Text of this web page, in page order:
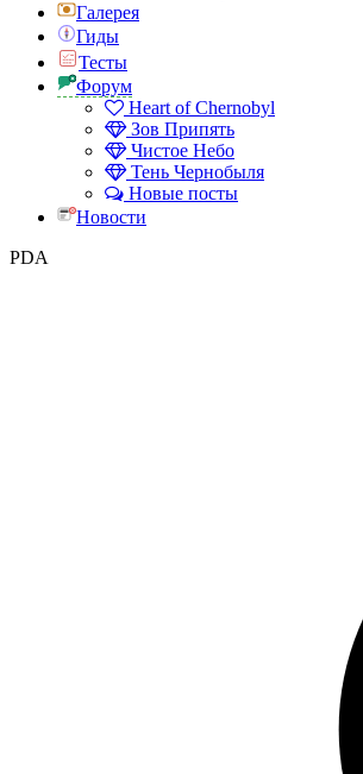
Галерея
Гиды
Тесты
Форум
Heart of Chernobyl
Зов Припять
Чистое Небо
Тень Чернобыля
Новые посты
Новости
PDA